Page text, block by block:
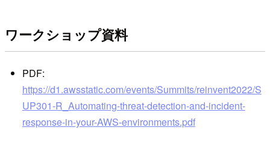
ワークショップ資料
PDF:
https://d1.awsstatic.com/events/Summits/reinvent2022/S
UP301-R_Automating-threat-detection-and-incident-
response-in-your-AWS-environments.pdf